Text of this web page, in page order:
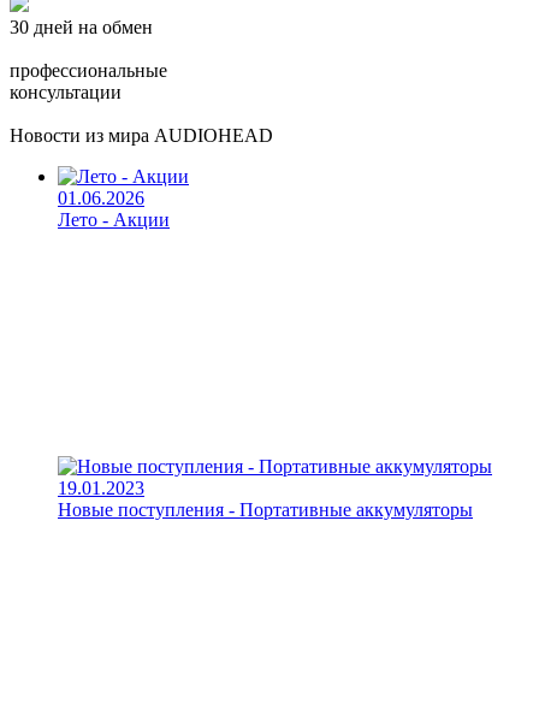
30 дней на обмен
профессиональные
консультации
Новости из мира AUDIOHEAD
01.06.2026
Лето - Акции
19.01.2023
Новые поступления - Портативные аккумуляторы